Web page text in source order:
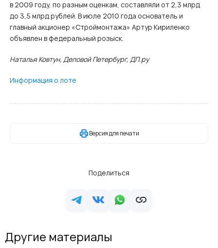
в 2009 году, по разным оценкам, составляли от 2,3 млрд
до 3,5 млрд рублей. В июле 2010 года основатель и
главный акционер «Строймонтажа» Артур Кириленко
объявлен в федеральный розыск.
Наталья Ковтун, Деловой Петербург, ДП.ру
Информация о лоте
Версия для печати
Поделиться
Другие материалы